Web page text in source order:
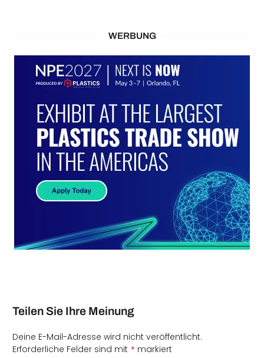
WERBUNG
Teilen Sie Ihre Meinung
Deine E-Mail-Adresse wird nicht veröffentlicht.
Erforderliche Felder sind mit * markiert